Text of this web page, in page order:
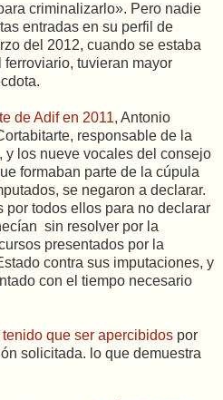
criminalizarlo». Pero nadie
entradas en su perfil de
del 2012, cuando se estaba
tuvieran mayor
de Adif en 2011, Antonio
responsable de la
los nueve vocales del consejo
formaban parte de la cúpula
se negaron a declarar.
por todos ellos para no declarar
sin resolver por la
presentados por la
contra sus imputaciones, y
con el tiempo necesario
que ser apercibidos por
solicitada. lo que demuestra